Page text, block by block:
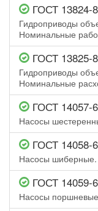
ГОСТ 13824-
Гидроприводы
Номинальные
ГОСТ 13825-
Гидроприводы
Номинальные
ГОСТ 14057-
Насосы
ГОСТ 14058-
Насосы
ГОСТ 14059-
Насосы